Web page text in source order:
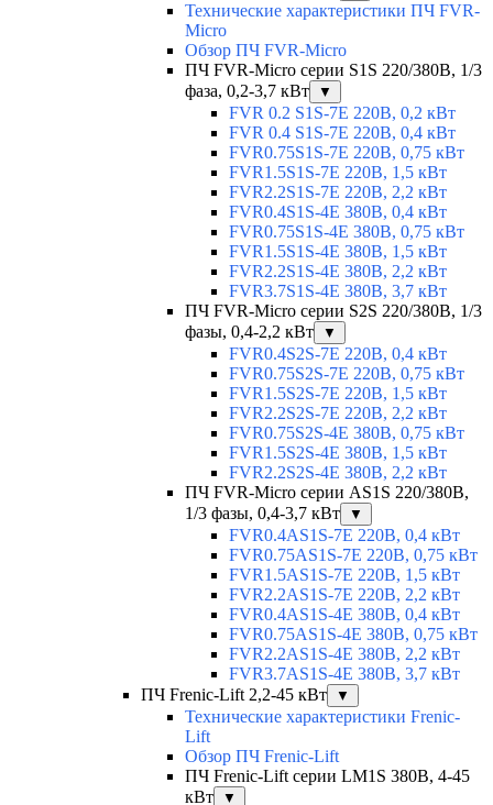
Технические характеристики ПЧ FVR-
Micro
Обзор ПЧ FVR-Micro
ПЧ FVR-Micro серии S1S 220/380В, 1/3
фаза, 0,2-3,7 кВт
▼
FVR 0.2 S1S-7E 220В, 0,2 кВт
FVR 0.4 S1S-7E 220В, 0,4 кВт
FVR0.75S1S-7E 220В, 0,75 кВт
FVR1.5S1S-7E 220В, 1,5 кВт
FVR2.2S1S-7E 220В, 2,2 кВт
FVR0.4S1S-4E 380В, 0,4 кВт
FVR0.75S1S-4E 380В, 0,75 кВт
FVR1.5S1S-4E 380В, 1,5 кВт
FVR2.2S1S-4E 380В, 2,2 кВт
FVR3.7S1S-4E 380В, 3,7 кВт
ПЧ FVR-Micro серии S2S 220/380В, 1/3
фазы, 0,4-2,2 кВт
▼
FVR0.4S2S-7E 220В, 0,4 кВт
FVR0.75S2S-7E 220В, 0,75 кВт
FVR1.5S2S-7E 220В, 1,5 кВт
FVR2.2S2S-7E 220В, 2,2 кВт
FVR0.75S2S-4E 380В, 0,75 кВт
FVR1.5S2S-4E 380В, 1,5 кВт
FVR2.2S2S-4E 380В, 2,2 кВт
ПЧ FVR-Micro серии AS1S 220/380В,
1/3 фазы, 0,4-3,7 кВт
▼
FVR0.4AS1S-7E 220В, 0,4 кВт
FVR0.75AS1S-7E 220В, 0,75 кВт
FVR1.5AS1S-7E 220В, 1,5 кВт
FVR2.2AS1S-7E 220В, 2,2 кВт
FVR0.4AS1S-4E 380В, 0,4 кВт
FVR0.75AS1S-4E 380В, 0,75 кВт
FVR2.2AS1S-4E 380В, 2,2 кВт
FVR3.7AS1S-4E 380В, 3,7 кВт
ПЧ Frenic-Lift 2,2-45 кВт
▼
Технические характеристики Frenic-
Lift
Обзор ПЧ Frenic-Lift
ПЧ Frenic-Lift серии LM1S 380В, 4-45
кВт
▼